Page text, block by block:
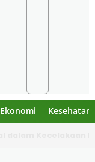
Ekonomi Kesehatan